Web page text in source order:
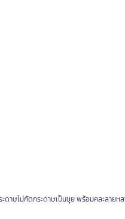
าษไม่กัดกระดาษเป็นขุย พร้อมคละลายห